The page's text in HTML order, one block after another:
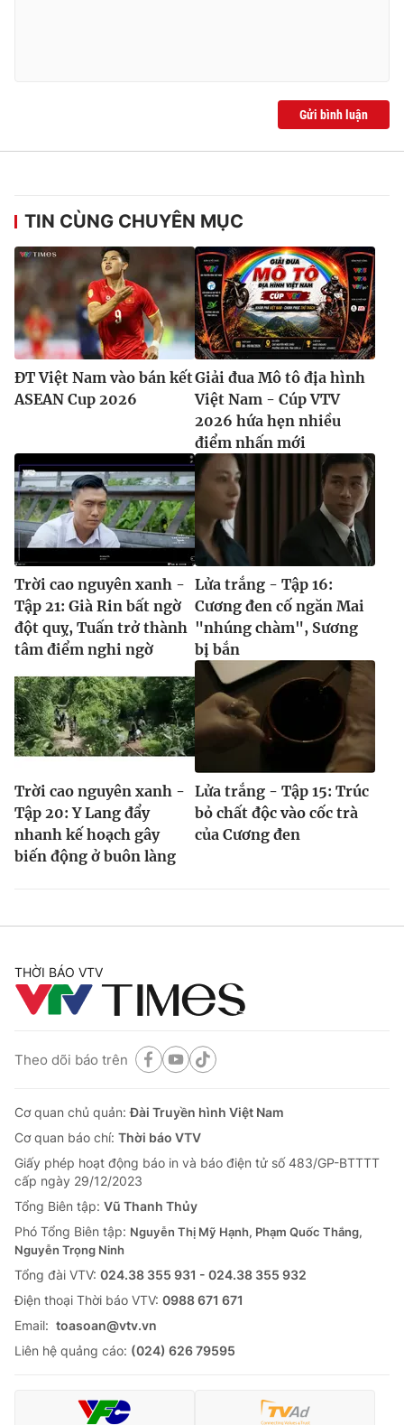
Gửi bình luận
TIN CÙNG CHUYÊN MỤC
ĐT Việt Nam vào bán kết
ASEAN Cup 2026
Giải đua Mô tô địa hình
Việt Nam - Cúp VTV
2026 hứa hẹn nhiều
điểm nhấn mới
Trời cao nguyên xanh -
Tập 21: Già Rin bất ngờ
đột quỵ, Tuấn trở thành
tâm điểm nghi ngờ
Lửa trắng - Tập 16:
Cương đen cố ngăn Mai
"nhúng chàm", Sương
bị bắn
Trời cao nguyên xanh -
Tập 20: Y Lang đẩy
nhanh kế hoạch gây
biến động ở buôn làng
Lửa trắng - Tập 15: Trúc
bỏ chất độc vào cốc trà
của Cương đen
THỜI BÁO VTV
Theo dõi báo trên
Cơ quan chủ quản:Đài Truyền hình Việt Nam
Cơ quan báo chí: Thời báo VTV
Giấy phép hoạt động báo in và báo điện tử số 483/GP-BTTTT
cấp ngày 29/12/2023
Tổng Biên tập: Vũ Thanh Thủy
Phó Tổng Biên tập: Nguyễn Thị Mỹ Hạnh, Phạm Quốc Thắng,
Nguyễn Trọng Ninh
Tổng đài VTV: 024.38 355 931 - 024.38 355 932
Ðiện thoại Thời báo VTV: 0988 671 671
Email: toasoan@vtv.vn
Liên hệ quảng cáo: (024) 626 79595